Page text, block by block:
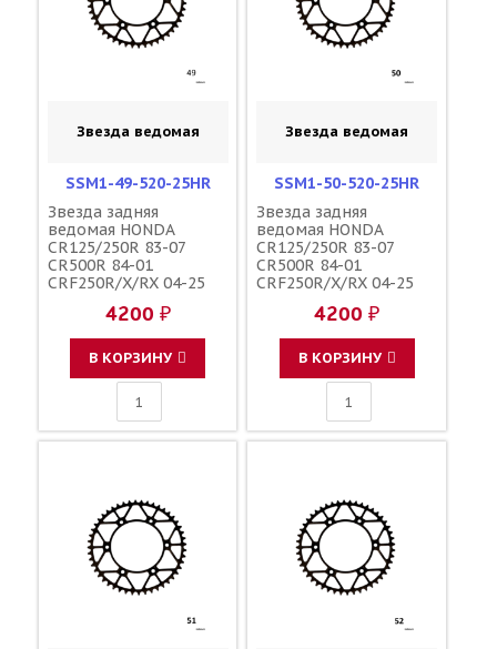
Звезда ведомая
SSM1-49-520-25HR
Звезда задняя
ведомая HONDA
CR125/250R 83-07
CR500R 84-01
CRF250R/X/RX 04-25
зубов 49 / MRP JTR210
1-3559-49
4200 ₽
В КОРЗИНУ
Звезда ведомая
SSM1-50-520-25HR
Звезда задняя
ведомая HONDA
CR125/250R 83-07
CR500R 84-01
CRF250R/X/RX 04-25
зубов 50 / MRP JTR210
1-3559-50
4200 ₽
В КОРЗИНУ